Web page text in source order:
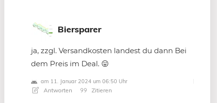
Biersparer
ja, zzgl. Versandkosten landest du dann Bei
dem Preis im Deal. 😛
am 11. Januar 2024 um 06:50 Uhr
Antworten Zitieren